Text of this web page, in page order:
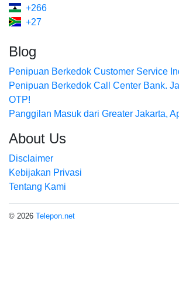
+266
+27
Blog
Penipuan Berkedok Customer Service
Penipuan Berkedok Call Center Bank.
OTP!
Panggilan Masuk dari Greater Jakarta,
About Us
Disclaimer
Kebijakan Privasi
Tentang Kami
© 2026 Telepon.net